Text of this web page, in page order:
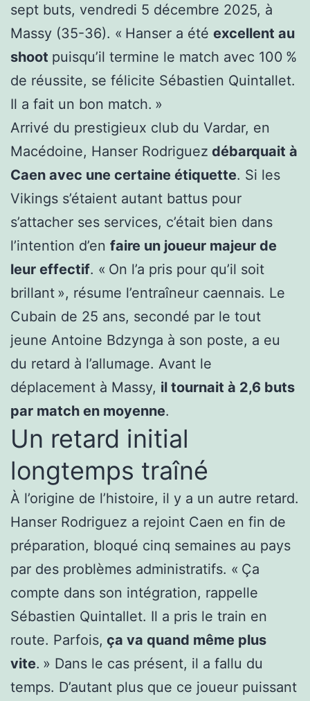
sept buts, vendredi 5 décembre 2025, à
Massy (35-36). « Hanser a été excellent au
shoot puisqu’il termine le match avec 100 %
de réussite, se félicite Sébastien Quintallet.
Il a fait un bon match. »
Arrivé du prestigieux club du Vardar, en
Macédoine, Hanser Rodriguez débarquait à
Caen avec une certaine étiquette. Si les
Vikings s’étaient autant battus pour
s’attacher ses services, c’était bien dans
l’intention d’en faire un joueur majeur de
leur effectif. « On l’a pris pour qu’il soit
brillant », résume l’entraîneur caennais. Le
Cubain de 25 ans, secondé par le tout
jeune Antoine Bdzynga à son poste, a eu
du retard à l’allumage. Avant le
déplacement à Massy, il tournait à 2,6 buts
par match en moyenne.
Un retard initial
longtemps traîné
À l’origine de l’histoire, il y a un autre retard.
Hanser Rodriguez a rejoint Caen en fin de
préparation, bloqué cinq semaines au pays
par des problèmes administratifs. « Ça
compte dans son intégration, rappelle
Sébastien Quintallet. Il a pris le train en
route. Parfois, ça va quand même plus
vite. » Dans le cas présent, il a fallu du
temps. D’autant plus que ce joueur puissant